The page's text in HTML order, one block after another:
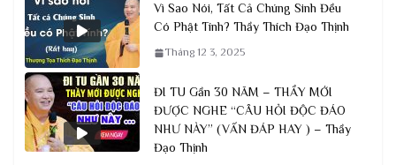
Vì Sao Nói, Tất Cả Chúng Sinh Đều
Có Phật Tính? Thầy Thích Đạo Thịnh
Tháng 12 3, 2025
ĐI TU Gần 30 NĂM – THẦY MỚI
ĐƯỢC NGHE “CÂU HỎI ĐỘC ĐÁO
NHƯ NÀY” (VẤN ĐÁP HAY ) – Thầy
Đạo Thịnh